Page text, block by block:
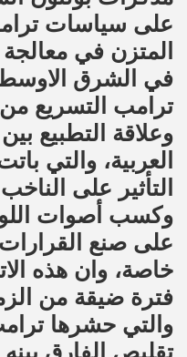
على سياسات
المتزن في معالجة
في الشرق
ترامب التسريع
وعلاقة التطبيع
العربية، والتي
التأثير على
وكسب أصوات
على صنع
خاصة، وان هذه
فترة ضيقة من
والتي حشرها
تقليص الفارق